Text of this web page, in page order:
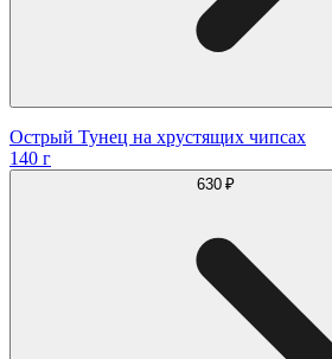
Острый Тунец на хрустящих чипсах
140 г
630 ₽